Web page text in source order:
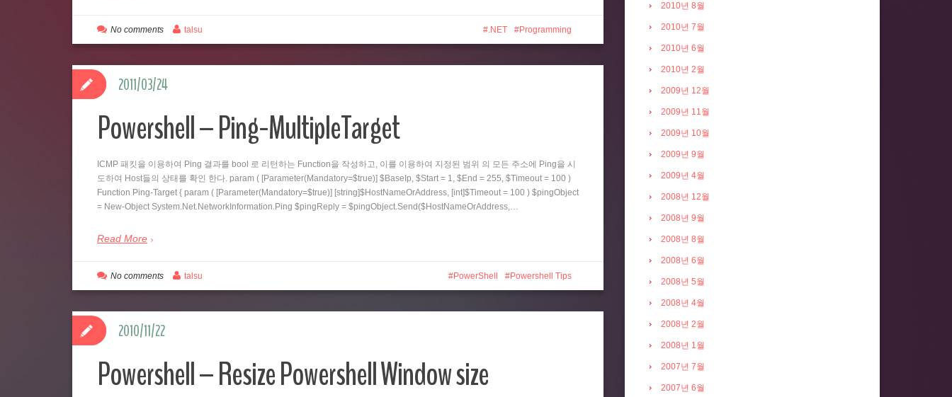
.NET Programming
No comments talsu
Powershell – Ping-MultipleTarget
ICMP 패킷을 이용하여 Ping 결과를 bool 로 리턴하는 Function을 작성하고, 이를 이용하여 지정된 범위 의 모든 주소에 Ping을 시
도하여 Host들의 상태를 확인 한다. param ( [Parameter(Mandatory=$true)] $BaseIp, $Start = 1, $End = 255, $Timeout = 100 )
Function Ping-Target { param ( [Parameter(Mandatory=$true)] [string]$HostNameOrAddress, [int]$Timeout = 100 ) $pingObject
= New-Object System.Net.NetworkInformation.Ping $pingReply = $pingObject.Send($HostNameOrAddress,…
Read More
2011/03/24
PowerShell Powershell Tips
No comments talsu
Powershell – Resize Powershell Window size
2010/11/22
2010년 8월
2010년 7월
2010년 6월
2010년 2월
2009년 12월
2009년 11월
2009년 10월
2009년 9월
2009년 4월
2008년 12월
2008년 9월
2008년 8월
2008년 6월
2008년 5월
2008년 4월
2008년 2월
2008년 1월
2007년 7월
2007년 6월